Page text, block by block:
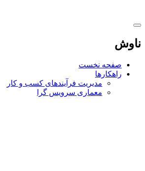
ناوش
صفحه نخست
راهکارها
مدیریت فرآیندهای کسب و کار
معماری سرویس گرا